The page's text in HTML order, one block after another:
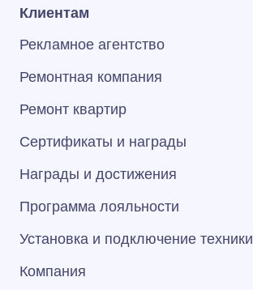
Клиентам
Рекламное агентство
Ремонтная компания
Ремонт квартир
Сертификаты и награды
Награды и достижения
Программа лояльности
Установка и подключение техники
Компания